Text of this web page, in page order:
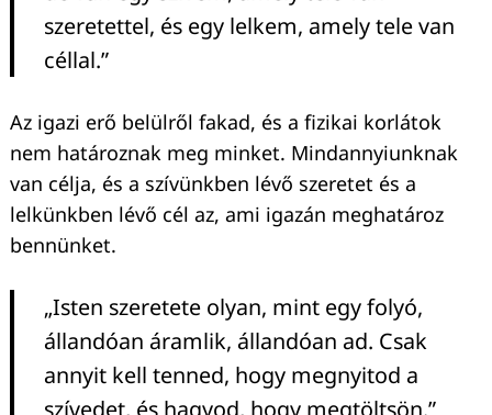
szeretettel, és egy lelkem, amely tele van
céllal.”
Az igazi erő belülről fakad, és a fizikai korlátok
nem határoznak meg minket. Mindannyiunknak
van célja, és a szívünkben lévő szeretet és a
lelkünkben lévő cél az, ami igazán meghatároz
bennünket.
„Isten szeretete olyan, mint egy folyó,
állandóan áramlik, állandóan ad. Csak
annyit kell tenned, hogy megnyitod a
szívedet, és hagyod, hogy megtöltsön.”
Keresés: